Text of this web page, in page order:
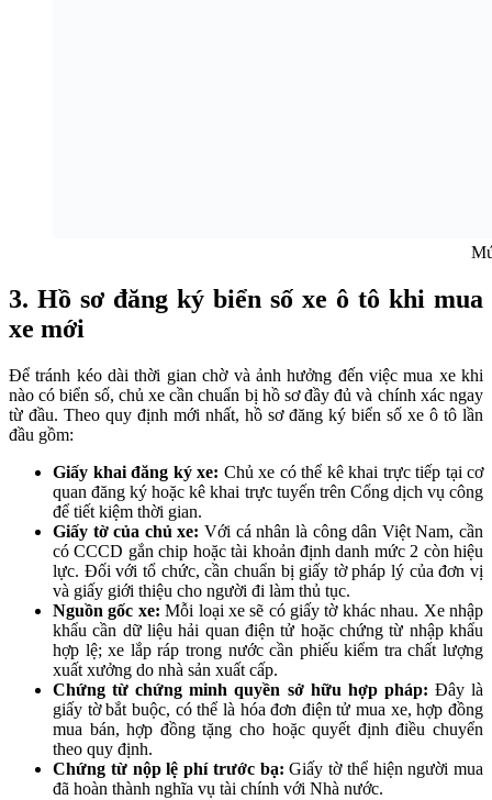
3. Hồ sơ đăng ký biển số xe ô tô khi mua
xe mới
Để tránh kéo dài thời gian chờ và ảnh hưởng đến việc mua xe khi
nào có biển số, chủ xe cần chuẩn bị hồ sơ đầy đủ và chính xác ngay
từ đầu. Theo quy định mới nhất, hồ sơ đăng ký biển số xe ô tô lần
đầu gồm:
Giấy khai đăng ký xe: Chủ xe có thể kê khai trực tiếp tại cơ
quan đăng ký hoặc kê khai trực tuyến trên Cổng dịch vụ công
để tiết kiệm thời gian.
Giấy tờ của chủ xe:Với cá nhân là công dân Việt Nam, cần
có CCCD gắn chip hoặc tài khoản định danh mức 2 còn hiệu
lực. Đối với tổ chức, cần chuẩn bị giấy tờ pháp lý của đơn vị
và giấy giới thiệu cho người đi làm thủ tục.
Nguồn gốc xe: Mỗi loại xe sẽ có giấy tờ khác nhau. Xe nhập
khẩu cần dữ liệu hải quan điện tử hoặc chứng từ nhập khẩu
hợp lệ; xe lắp ráp trong nước cần phiếu kiểm tra chất lượng
xuất xưởng do nhà sản xuất cấp.
Chứng từ chứng minh quyền sở hữu hợp pháp: Đây là
giấy tờ bắt buộc, có thể là hóa đơn điện tử mua xe, hợp đồng
mua bán, hợp đồng tặng cho hoặc quyết định điều chuyển
theo quy định.
Chứng từ nộp lệ phí trước bạ:Giấy tờ thể hiện người mua
đã hoàn thành nghĩa vụ tài chính với Nhà nước.